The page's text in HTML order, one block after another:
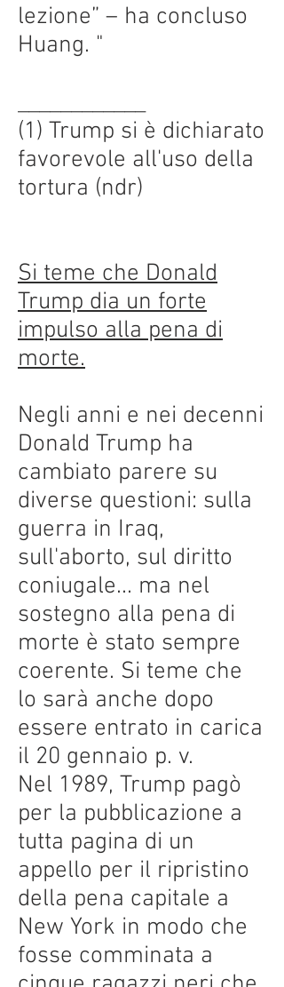
lezione” – ha concluso
Huang. "
(1) Trump si è dichiarato
favorevole all'uso della
tortura (ndr)
Si teme che Donald
Trump dia un forte
impulso alla pena di
morte.
Negli anni e nei decenni
Donald Trump ha
cambiato parere su
diverse questioni: sulla
guerra in Iraq,
sull'aborto, sul diritto
coniugale... ma nel
sostegno alla pena di
morte è stato sempre
coerente. Si teme che
lo sarà anche dopo
essere entrato in carica
il 20 gennaio p. v.
Nel 1989, Trump pagò
per la pubblicazione a
tutta pagina di un
appello per il ripristino
della pena capitale a
New York in modo che
fosse comminata a